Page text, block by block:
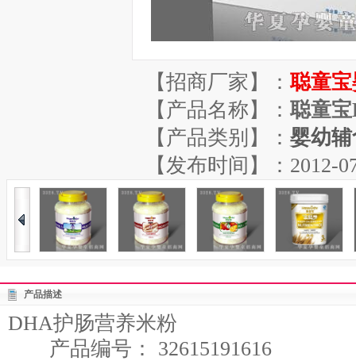
【招商厂家】： 聪童
【产品名称】： 聪童
【产品类别】： 婴幼
【发布时间】：2012-
产品描述
DHA护肠营养米粉
产品编号： 32615191616